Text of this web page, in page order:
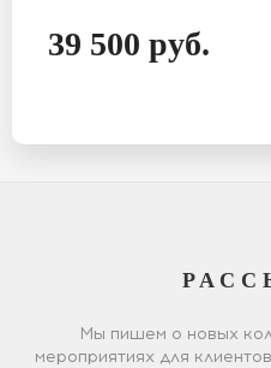
39 500 руб.
Мы пишем о новых
мероприятиях для